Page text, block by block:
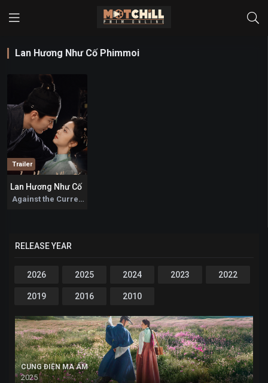
Lan Hương Như Cố Phimmoi
Trailer
0
Lan Hương Như Cố
Against the Current 2026
RELEASE YEAR
2026 2025 2024 2023 2022
2019 2016 2010
CUNG ĐIỆN MA ÁM
2025